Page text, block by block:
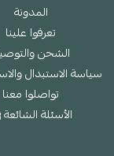
المدونة
تعرفوا علينا
الشحن
سياسة الاستبدال
تواصلوا معنا
الأسئلة